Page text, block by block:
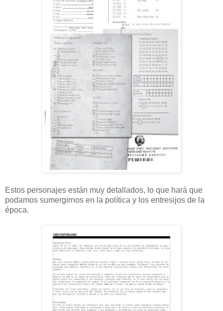
Estos personajes están muy detallados, lo que hará que
podamos sumergirnos en la política y los entresijos de la
época.